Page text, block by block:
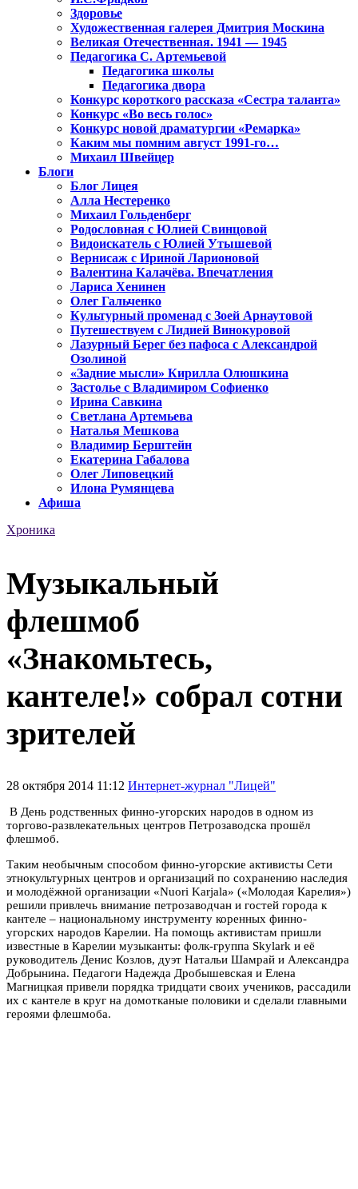
Здоровье
Художественная галерея Дмитрия Москина
Великая Отечественная. 1941 — 1945
Педагогика С. Артемьевой
Педагогика школы
Педагогика двора
Конкурс короткого рассказа «Сестра таланта»
Конкурс «Во весь голос»
Конкурс новой драматургии «Ремарка»
Каким мы помним август 1991-го…
Михаил Швейцер
Блоги
Блог Лицея
Алла Нестеренко
Михаил Гольденберг
Родословная с Юлией Свинцовой
Видоискатель с Юлией Утышевой
Вернисаж с Ириной Ларионовой
Валентина Калачёва. Впечатления
Лариса Хенинен
Олег Гальченко
Культурный променад с Зоей Арнаутовой
Путешествуем с Лидией Винокуровой
Лазурный Берег без пафоса с Александрой
Озолиной
«Задние мысли» Кирилла Олюшкина
Застолье с Владимиром Софиенко
Ирина Савкина
Светлана Артемьева
Наталья Мешкова
Владимир Берштейн
Екатерина Габалова
Олег Липовецкий
Илона Румянцева
Афиша
Хроника
Музыкальный
флешмоб
«Знакомьтесь,
кантеле!» собрал сотни
зрителей
28 октября 2014 11:12 Интернет-журнал "Лицей"
В День родственных финно-угорских народов в одном из
торгово-развлекательных центров Петрозаводска прошёл
флешмоб.
Таким необычным способом финно-угорские активисты Сети
этнокультурных центров и организаций по сохранению наследия
и молодёжной организации «Nuori Karjala» («Молодая Карелия»)
решили привлечь внимание петрозаводчан и гостей города к
кантеле – национальному инструменту коренных финно-
угорских народов Карелии. На помощь активистам пришли
известные в Карелии музыканты: фолк-группа Skylark и её
руководитель Денис Козлов, дуэт Натальи Шамрай и Александра
Добрынина. Педагоги Надежда Дробышевская и Елена
Магницкая привели порядка тридцати своих учеников, рассадили
их с кантеле в круг на домотканые половики и сделали главными
героями флешмоба.